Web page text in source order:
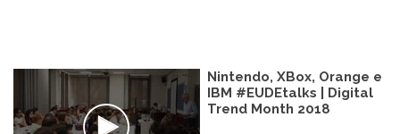
Nintendo, XBox, Orange e
IBM #EUDEtalks | Digital
Trend Month 2018